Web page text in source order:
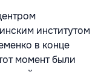
институтом
в конце
момент были